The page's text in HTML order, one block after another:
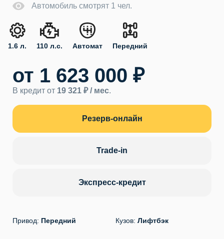
Автомобиль смотрят 1 чел.
1.6 л. 110 л.с. Автомат Передний
от 1 623 000 ₽
В кредит от 19 321 ₽ / мес.
Резерв-онлайн
Trade-in
Экспресс-кредит
Привод: Передний Кузов: Лифтбэк